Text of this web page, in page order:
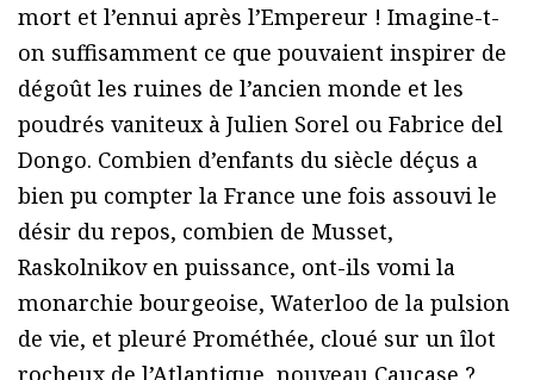
mort et l’ennui après l’Empereur ! Imagine-t-
on suffisamment ce que pouvaient inspirer de
dégoût les ruines de l’ancien monde et les
poudrés vaniteux à Julien Sorel ou Fabrice del
Dongo. Combien d’enfants du siècle déçus a
bien pu compter la France une fois assouvi le
désir du repos, combien de Musset,
Raskolnikov en puissance, ont-ils vomi la
monarchie bourgeoise, Waterloo de la pulsion
de vie, et pleuré Prométhée, cloué sur un îlot
rocheux de l’Atlantique, nouveau Caucase ?